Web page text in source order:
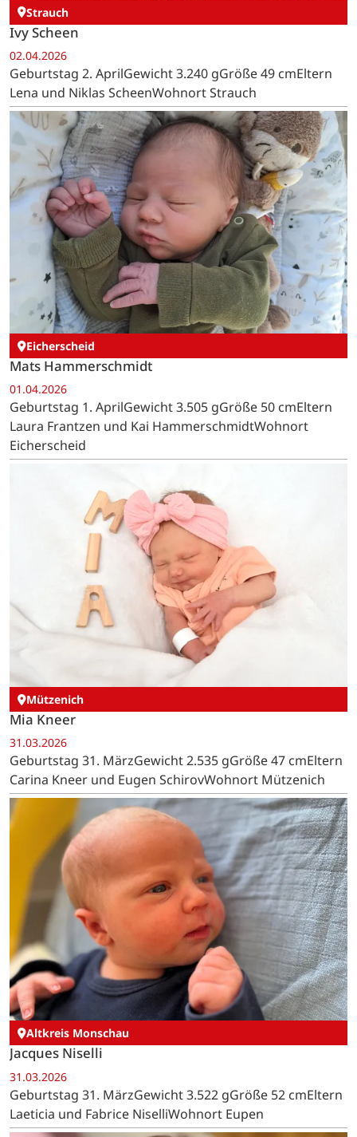
Strauch
Ivy Scheen
02.04.2026
Geburtstag 2. AprilGewicht 3.240 gGröße 49 cmEltern
Lena und Niklas ScheenWohnort Strauch
Eicherscheid
Mats Hammerschmidt
01.04.2026
Geburtstag 1. AprilGewicht 3.505 gGröße 50 cmEltern
Laura Frantzen und Kai HammerschmidtWohnort
Eicherscheid
Mützenich
Mia Kneer
31.03.2026
Geburtstag 31. MärzGewicht 2.535 gGröße 47 cmEltern
Carina Kneer und Eugen SchirovWohnort Mützenich
Altkreis Monschau
Jacques Niselli
31.03.2026
Geburtstag 31. MärzGewicht 3.522 gGröße 52 cmEltern
Laeticia und Fabrice NiselliWohnort Eupen